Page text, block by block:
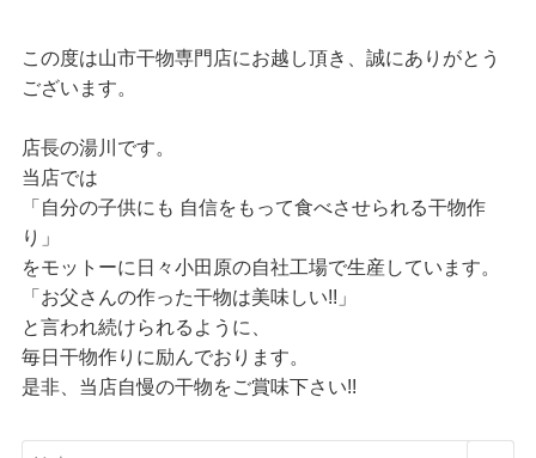
この度は山市干物専門店にお越し頂き、誠にありがとう
ございます。
店長の湯川です。
当店では
「自分の子供にも 自信をもって食べさせられる干物作
り」
をモットーに日々小田原の自社工場で生産しています。
「お父さんの作った干物は美味しい!!」
と言われ続けられるように、
毎日干物作りに励んでおります。
是非、当店自慢の干物をご賞味下さい!!